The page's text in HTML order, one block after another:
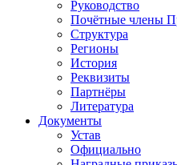
Руководство
Почётные члены
Структура
Регионы
История
Реквизиты
Партнёры
Литература
Документы
Устав
Официально